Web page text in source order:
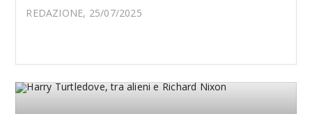
REDAZIONE, 25/07/2025